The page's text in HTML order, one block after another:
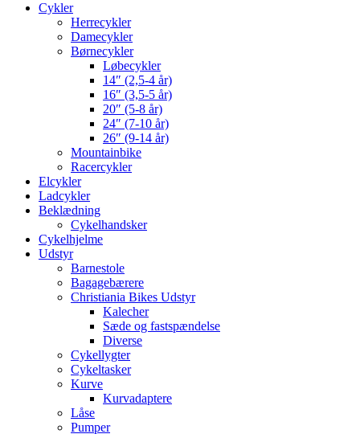
Cykler
Herrecykler
Damecykler
Børnecykler
Løbecykler
14″ (2,5-4 år)
16″ (3,5-5 år)
20″ (5-8 år)
24″ (7-10 år)
26″ (9-14 år)
Mountainbike
Racercykler
Elcykler
Ladcykler
Beklædning
Cykelhandsker
Cykelhjelme
Udstyr
Barnestole
Bagagebærere
Christiania Bikes Udstyr
Kalecher
Sæde og fastspændelse
Diverse
Cykellygter
Cykeltasker
Kurve
Kurvadaptere
Låse
Pumper